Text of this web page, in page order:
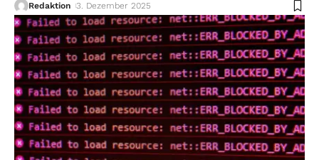
Redaktion 3. Dezember 2025